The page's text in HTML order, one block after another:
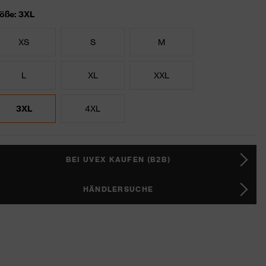
3XL
XS S M
L XL XXL
3XL 4XL
BEI UVEX KAUFEN (B2B)
HÄNDLERSUCHE